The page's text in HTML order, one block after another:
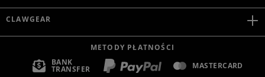
CLAWGEAR
METODY PŁATNOŚCI
BANK
TRANSFER MASTERCARD